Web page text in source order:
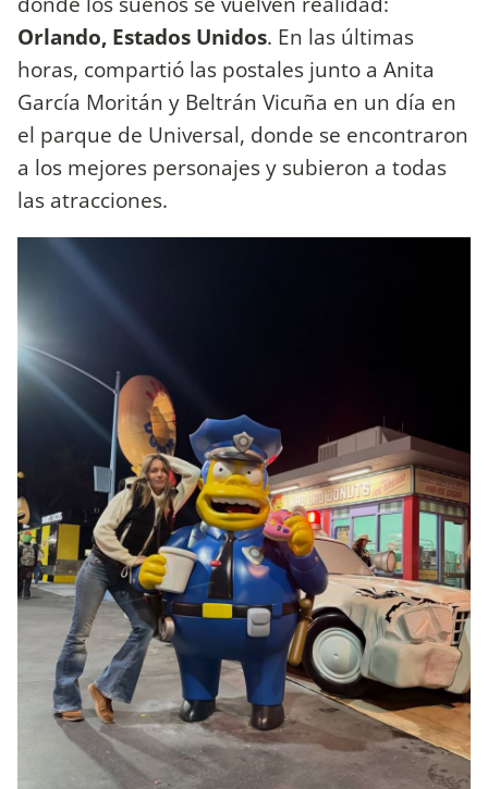
Orlando, Estados Unidos. En las últimas
horas, compartió las postales junto a Anita
García Moritán y Beltrán Vicuña en un día en
el parque de Universal, donde se encontraron
a los mejores personajes y subieron a todas
las atracciones.